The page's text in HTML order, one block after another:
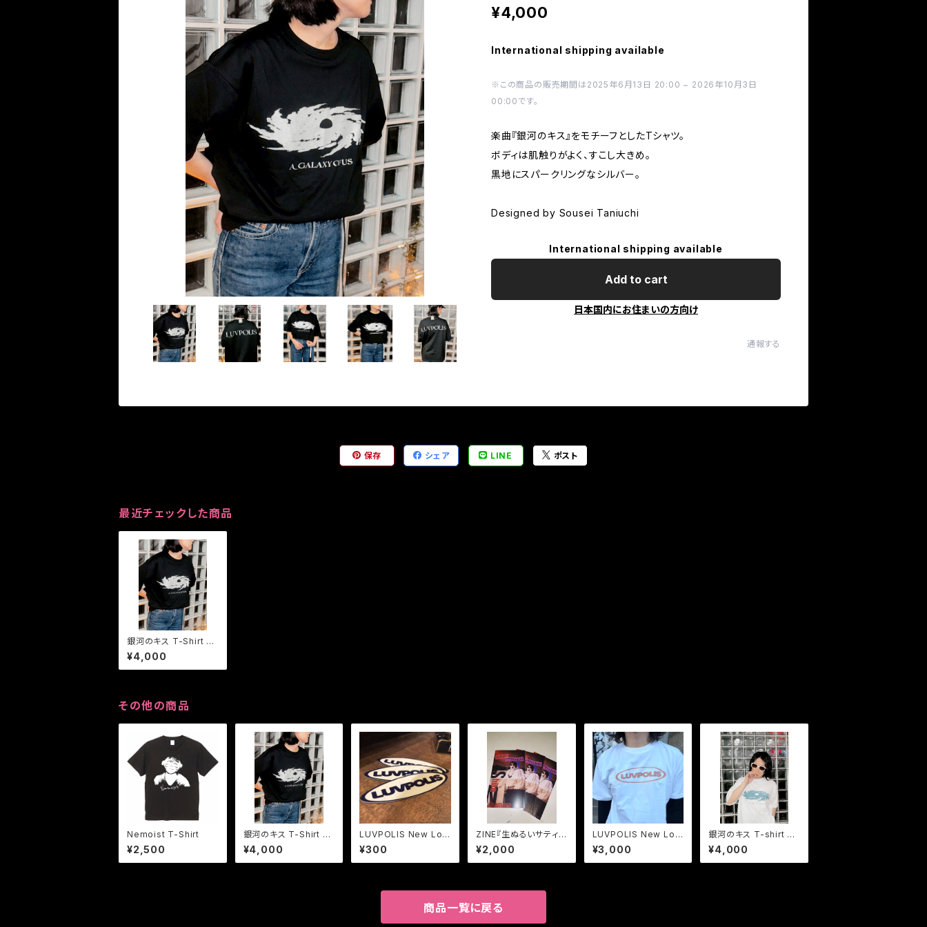
¥4,000
International shipping available
※この商品の販売期間は2025年6月13日 20:00 ~ 2026年10月3日
00:00です。
楽曲『銀河のキス』をモチーフとしたTシャツ。
ボディは肌触りがよく、すこし大きめ。
黒地にスパークリングなシルバー。
Designed by Sousei Taniuchi
International shipping available
Add to cart
日本国内にお住まいの方向け
通報する
保存 シェア LINE ポスト
最近チェックした商品
銀河のキス T-Shirt bl
ack
¥4,000
その他の商品
Nemoist T-Shirt
¥2,500
銀河のキス T-Shirt bl
ack
¥4,000
LUVPOLIS New Log
o Sticker
¥300
ZINE『生ぬるいサティス
ファクション』
¥2,000
LUVPOLIS New Log
o T-Shirt (White ×
MetallicOrange)
¥3,000
銀河のキス T-shirt w
hite
¥4,000
商品一覧に戻る